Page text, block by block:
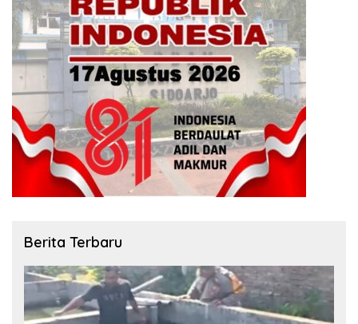
Berita Terbaru